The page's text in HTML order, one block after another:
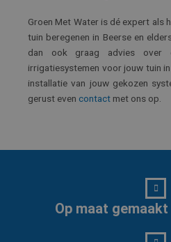
Groen Met Water is dé expert als
tuin beregenen in Beerse en
dan ook graag advies over
irrigatiesystemen voor jouw tuin
installatie van jouw gekozen
gerust even contact met ons op.
Op maat